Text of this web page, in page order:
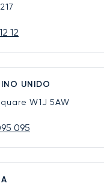
12
UNIDO
W1J 5AW
095